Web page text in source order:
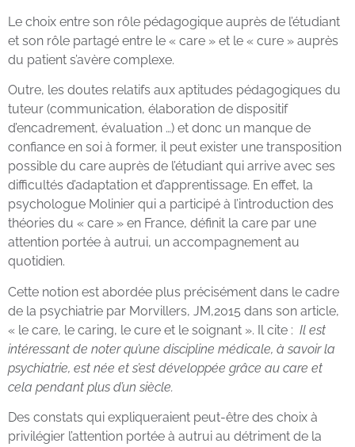
Le choix entre son rôle pédagogique auprès de l’étudiant
et son rôle partagé entre le « care » et le « cure » auprès
du patient s’avère complexe.
Outre, les doutes relatifs aux aptitudes pédagogiques du
tuteur (communication, élaboration de dispositif
d’encadrement, évaluation …) et donc un manque de
confiance en soi à former, il peut exister une transposition
possible du care auprès de l’étudiant qui arrive avec ses
difficultés d’adaptation et d’apprentissage. En effet, la
psychologue Molinier qui a participé à l’introduction des
théories du « care » en France, définit la care par une
attention portée à autrui, un accompagnement au
quotidien.
Cette notion est abordée plus précisément dans le cadre
de la psychiatrie par Morvillers, JM,2015 dans son article,
« le care, le caring, le cure et le soignant ». Il cite : Il est
intéressant de noter qu’une discipline médicale, à savoir la
psychiatrie, est née et s’est développée grâce au care et
cela pendant plus d’un siècle.
Des constats qui expliqueraient peut-être des choix à
privilégier l’attention portée à autrui au détriment de la